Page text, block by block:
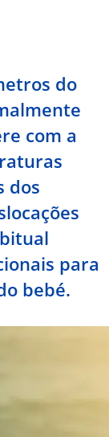
do
com a
dos
para
bebé.